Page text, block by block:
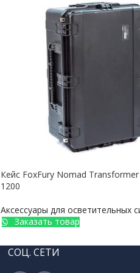
Кейс FoxFury Nomad
1200
Аксессуары для осветительных
Заказать товар
СОЦ. СЕТИ